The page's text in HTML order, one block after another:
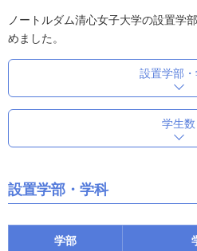
ノートルダム清心女子大学の設置学
めました。
設置学部
学生数
設置学部・学科
学部